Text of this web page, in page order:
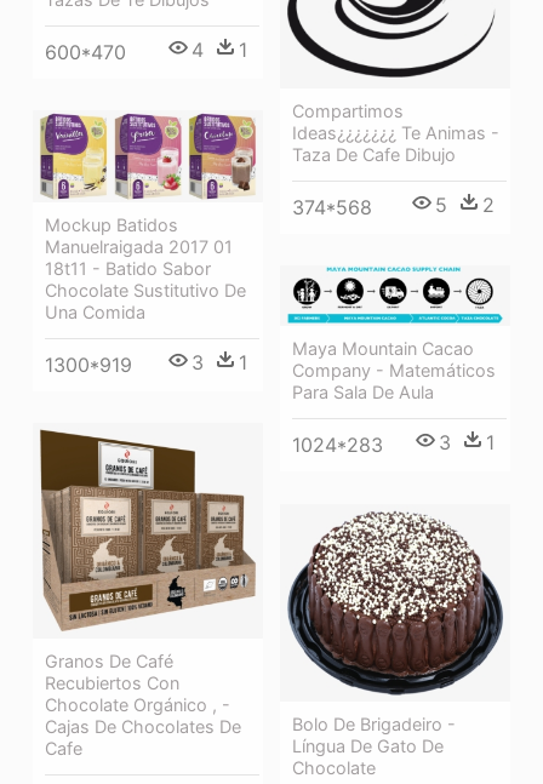
Compartimos
Ideas¿¿¿¿¿¿¿ Te Animas -
Taza De Cafe Dibujo
374*568 5 2
600*470 4 1
Mockup Batidos
Manuelraigada 2017 01
18t11 - Batido Sabor
Chocolate Sustitutivo De
Una Comida
1300*919 3 1
Maya Mountain Cacao
Company - Matemáticos
Para Sala De Aula
1024*283 3 1
Granos De Café
Recubiertos Con
Chocolate Orgánico , -
Cajas De Chocolates De
Cafe
Bolo De Brigadeiro -
Língua De Gato De
Chocolate